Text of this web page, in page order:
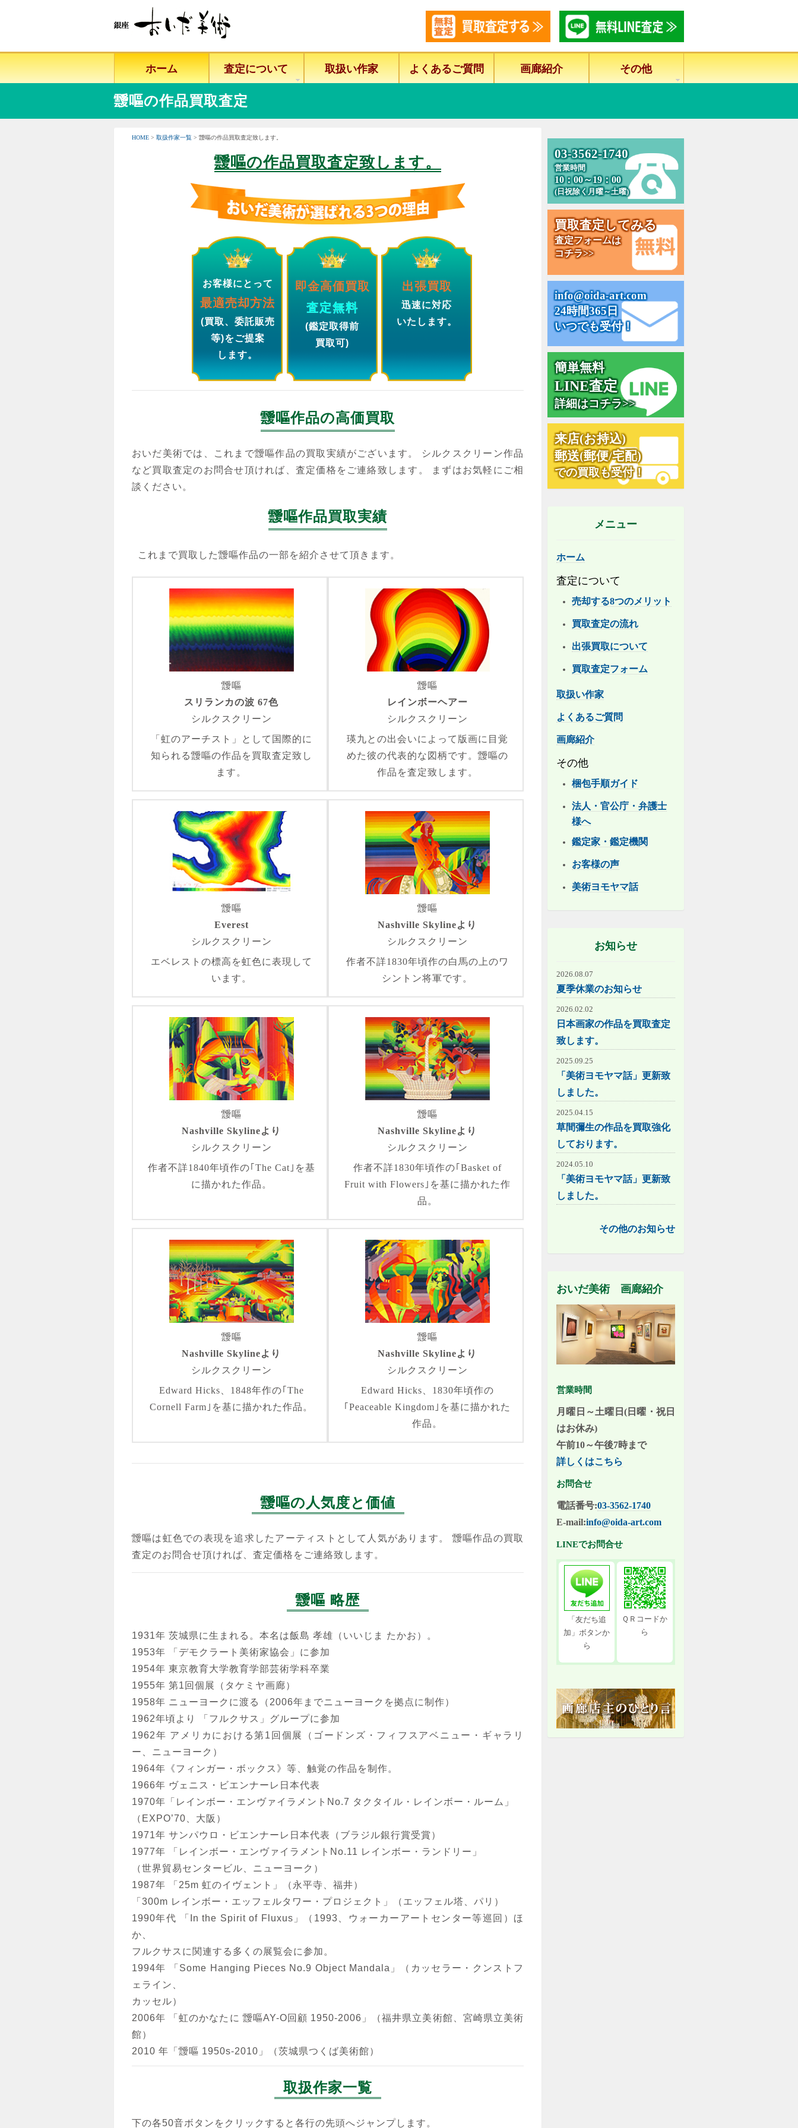
ホーム 査定について 取扱い作家 よくあるご質問 画廊紹介 その他
靉嘔の作品買取査定
HOME > 取扱作家一覧 > 靉嘔の作品買取査定致します。
靉嘔の作品買取査定致します。
お客様にとって
最適売却方法
(買取、委託販売
等)をご提案
します。
即金高価買取
査定無料
(鑑定取得前
買取可)
出張買取
迅速に対応
いたします。
靉嘔作品の高価買取
おいだ美術では、これまで靉嘔作品の買取実績がございます。 シルクスクリーン作品
など買取査定のお問合せ頂ければ、査定価格をご連絡致します。 まずはお気軽にご相
談ください。
靉嘔作品買取実績
これまで買取した靉嘔作品の一部を紹介させて頂きます。
靉嘔
スリランカの波 67色
シルクスクリーン
「虹のアーチスト」として国際的に
知られる靉嘔の作品を買取査定致し
ます。
靉嘔
レインボーヘアー
シルクスクリーン
瑛九との出会いによって版画に目覚
めた彼の代表的な図柄です。靉嘔の
作品を査定致します。
靉嘔
Everest
シルクスクリーン
エベレストの標高を虹色に表現して
います。
靉嘔
Nashville Skylineより
シルクスクリーン
作者不詳1830年頃作の白馬の上のワ
シントン将軍です。
靉嘔
Nashville Skylineより
シルクスクリーン
作者不詳1840年頃作の｢The Cat｣を基
に描かれた作品。
靉嘔
Nashville Skylineより
シルクスクリーン
作者不詳1830年頃作の｢Basket of
Fruit with Flowers｣を基に描かれた作
品。
靉嘔
Nashville Skylineより
シルクスクリーン
Edward Hicks、1848年作の｢The
Cornell Farm｣を基に描かれた作品。
靉嘔
Nashville Skylineより
シルクスクリーン
Edward Hicks、1830年頃作の
｢Peaceable Kingdom｣を基に描かれた
作品。
靉嘔の人気度と価値
靉嘔は虹色での表現を追求したアーティストとして人気があります。 靉嘔作品の買取
査定のお問合せ頂ければ、査定価格をご連絡致します。
靉嘔 略歴
1931年 茨城県に生まれる。本名は飯島 孝雄（いいじま たかお）。
1953年 「デモクラート美術家協会」に参加
1954年 東京教育大学教育学部芸術学科卒業
1955年 第1回個展（タケミヤ画廊）
1958年 ニューヨークに渡る（2006年までニューヨークを拠点に制作）
1962年頃より 「フルクサス」グループに参加
1962年 アメリカにおける第1回個展（ゴードンズ・フィフスアベニュー・ギャラリ
ー、ニューヨーク）
1964年《フィンガー・ボックス》等、触覚の作品を制作。
1966年 ヴェニス・ビエンナーレ日本代表
1970年「レインボー・エンヴァイラメントNo.7 タクタイル・レインボー・ルーム」
（EXPO’70、大阪）
1971年 サンパウロ・ビエンナーレ日本代表（ブラジル銀行賞受賞）
1977年 「レインボー・エンヴァイラメントNo.11 レインボー・ランドリー」
（世界貿易センタービル、ニューヨーク）
1987年 「25m 虹のイヴェント」（永平寺、福井）
「300m レインボー・エッフェルタワー・プロジェクト」（エッフェル塔、パリ）
1990年代 「In the Spirit of Fluxus」（1993、ウォーカーアートセンター等巡回）ほ
か、
フルクサスに関連する多くの展覧会に参加。
1994年 「Some Hanging Pieces No.9 Object Mandala」（カッセラー・クンストフ
ェライン、
カッセル）
2006年 「虹のかなたに 靉嘔AY-O回顧 1950-2006」（福井県立美術館、宮崎県立美術
館）
2010 年「靉嘔 1950s-2010」（茨城県つくば美術館）
取扱作家一覧
下の各50音ボタンをクリックすると各行の先頭へジャンプします。
03-3562-1740
営業時間
10：00～19：00
(日祝除く月曜～土曜)
買取査定してみる
査定フォームは
コチラ>>
info@oida-art.com
24時間365日
いつでも受付！
簡単無料
LINE査定
詳細はコチラ>>
来店(お持込)
郵送(郵便/宅配)
での買取も受付！
メニュー
ホーム
査定について
売却する8つのメリット
買取査定の流れ
出張買取について
買取査定フォーム
取扱い作家
よくあるご質問
画廊紹介
その他
梱包手順ガイド
法人・官公庁・弁護士
様へ
鑑定家・鑑定機関
お客様の声
美術ヨモヤマ話
お知らせ
2026.08.07
夏季休業のお知らせ
2026.02.02
日本画家の作品を買取査定
致します。
2025.09.25
「美術ヨモヤマ話」更新致
しました。
2025.04.15
草間彌生の作品を買取強化
しております。
2024.05.10
「美術ヨモヤマ話」更新致
しました。
その他のお知らせ
おいだ美術 画廊紹介
営業時間
月曜日～土曜日(日曜・祝日
はお休み)
午前10～午後7時まで
詳しくはこちら
お問合せ
電話番号:03-3562-1740
E-mail:info@oida-art.com
LINEでお問合せ
「友だち追
加」ボタンか
ら
ＱＲコードか
ら